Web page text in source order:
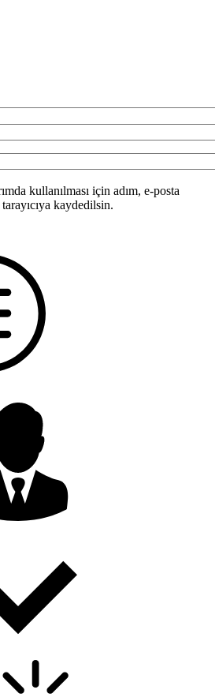
kullanılması için adım, e-posta
kaydedilsin.